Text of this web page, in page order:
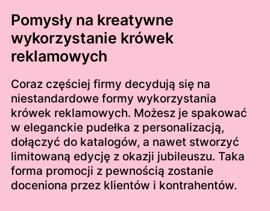
Pomysły na kreatywne
wykorzystanie krówek
reklamowych
Coraz częściej firmy decydują się na
niestandardowe formy wykorzystania
krówek reklamowych. Możesz je spakować
w eleganckie pudełka z personalizacją,
dołączyć do katalogów, a nawet stworzyć
limitowaną edycję z okazji jubileuszu. Taka
forma promocji z pewnością zostanie
doceniona przez klientów i kontrahentów.